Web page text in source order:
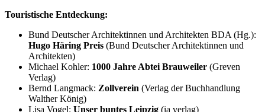
Touristische Entdeckung:
Bund Deutscher Architektinnen und Architekten BDA (Hg.):
Hugo Häring Preis (Bund Deutscher Architektinnen und
Architekten)
Michael Kohler: 1000 Jahre Abtei Brauweiler (Greven
Verlag)
Bernd Langmack: Zollverein (Verlag der Buchhandlung
Walther König)
Lisa Vogel: Unser buntes Leipzig (ia verlag)